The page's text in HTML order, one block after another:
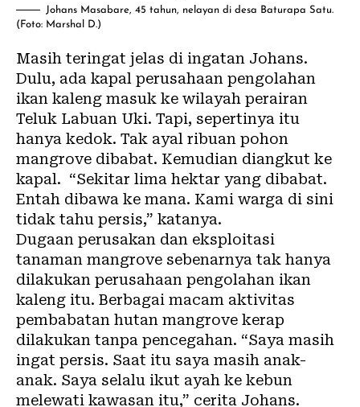
Johans Masabare, 45 tahun, nelayan di desa Baturapa Satu.
(Foto: Marshal D.)
Masih teringat jelas di ingatan Johans.
Dulu, ada kapal perusahaan pengolahan
ikan kaleng masuk ke wilayah perairan
Teluk Labuan Uki. Tapi, sepertinya itu
hanya kedok. Tak ayal ribuan pohon
mangrove dibabat. Kemudian diangkut ke
kapal. “Sekitar lima hektar yang dibabat.
Entah dibawa ke mana. Kami warga di sini
tidak tahu persis,” katanya.
Dugaan perusakan dan eksploitasi
tanaman mangrove sebenarnya tak hanya
dilakukan perusahaan pengolahan ikan
kaleng itu. Berbagai macam aktivitas
pembabatan hutan mangrove kerap
dilakukan tanpa pencegahan. “Saya masih
ingat persis. Saat itu saya masih anak-
anak. Saya selalu ikut ayah ke kebun
melewati kawasan itu,” cerita Johans.